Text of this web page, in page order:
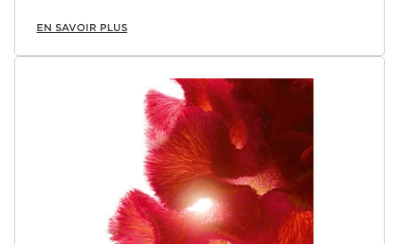
EN SAVOIR PLUS